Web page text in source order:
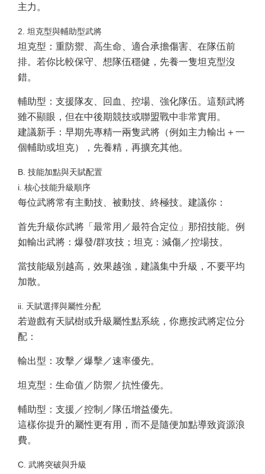
主力。
2. 坦克型與輔助型武將
坦克型：重防禦、高生命、適合承擔傷害、在隊伍前
排。若你比較保守、想隊伍穩健，先養一隻坦克型沒
錯。
輔助型：支援隊友、回血、控場、強化隊伍。這類武將
雖不顯眼，但在中後期競技或聯盟戰中非常實用。
建議新手：早期先專精一兩隻武將（例如主力輸出＋一
個輔助或坦克），先養精，再擴充其他。
B. 技能加點與天賦配置
i. 核心技能升級順序
每位武將常有主動技、被動技、終極技。建議你：
首先升級你武將「最常用／最符合定位」那招技能。例
如輸出武將：爆發/群攻技；坦克：減傷／控場技。
當技能級別越高，效果越強，建議集中升級，不要平均
加散。
ii. 天賦選擇與屬性分配
若遊戲有天賦樹或升級屬性點系統，你應按武將定位分
配：
輸出型：攻擊／爆擊／速率優先。
坦克型：生命值／防禦／抗性優先。
輔助型：支援／控制／隊伍增益優先。
這樣你提升的屬性更有用，而不是隨便加點導致資源浪
費。
C. 武將突破與升級